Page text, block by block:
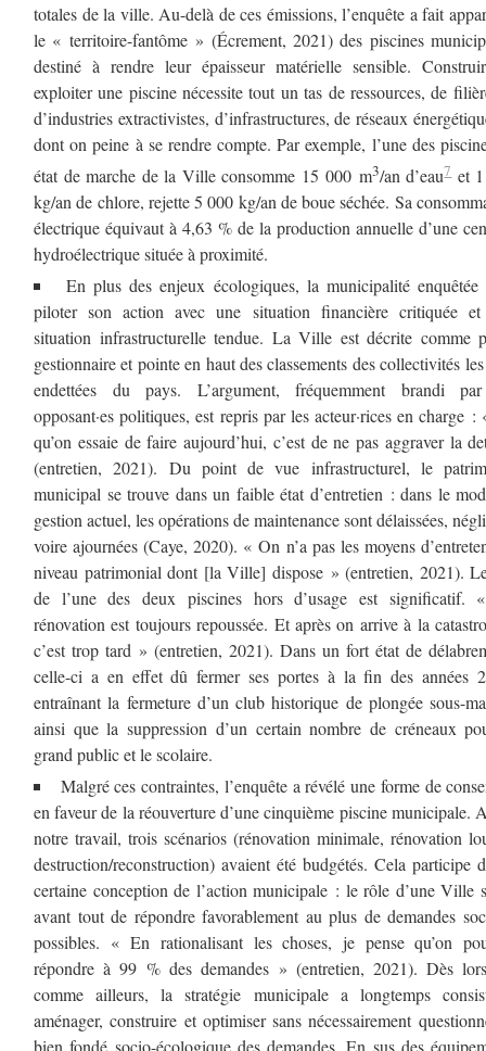
totales de la ville. Au-delà de ces émissions, l’enquête a fait
le « territoire-fantôme » (Écrement, 2021) des piscines
destiné à rendre leur épaisseur matérielle sensible.
exploiter une piscine nécessite tout un tas de ressources, de
d’industries extractivistes, d’infrastructures, de réseaux
dont on peine à se rendre compte. Par exemple, l’une des
état de marche de la Ville consomme 15 000 m3/an d’eau7et 1
kg/an de chlore, rejette 5 000 kg/an de boue séchée. Sa
électrique équivaut à 4,63 % de la production annuelle d’une
hydroélectrique située à proximité.
En plus des enjeux écologiques, la municipalité
piloter son action avec une situation financière critiquée
situation infrastructurelle tendue. La Ville est décrite comme
gestionnaire et pointe en haut des classements des collectivités
endettées du pays. L’argument, fréquemment brandi
opposant·es politiques, est repris par les acteur·rices en charge :
qu’on essaie de faire aujourd’hui, c’est de ne pas aggraver la
(entretien, 2021). Du point de vue infrastructurel, le
municipal se trouve dans un faible état d’entretien : dans le
gestion actuel, les opérations de maintenance sont délaissées,
voire ajournées (Caye, 2020). « On n’a pas les moyens
niveau patrimonial dont [la Ville] dispose » (entretien, 2021).
de l’une des deux piscines hors d’usage est significatif.
rénovation est toujours repoussée. Et après on arrive à la
c’est trop tard » (entretien, 2021). Dans un fort état de
celle-ci a en effet dû fermer ses portes à la fin des années
entraînant la fermeture d’un club historique de plongée sous-
ainsi que la suppression d’un certain nombre de créneaux
grand public et le scolaire.
Malgré ces contraintes, l’enquête a révélé une forme de
en faveur de la réouverture d’une cinquième piscine municipale.
notre travail, trois scénarios (rénovation minimale, rénovation
destruction/reconstruction) avaient été budgétés. Cela participe
certaine conception de l’action municipale : le rôle d’une Ville
avant tout de répondre favorablement au plus de demandes
possibles. « En rationalisant les choses, je pense qu’on
répondre à 99 % des demandes » (entretien, 2021). Dès
comme ailleurs, la stratégie municipale a longtemps
aménager, construire et optimiser sans nécessairement
bien fondé socio-écologique des demandes. En sus des